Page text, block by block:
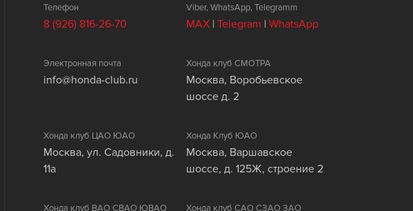
Телефон
8 (926) 816-26-70
Viber, WhatsApp, Telegramm
MAX |Telegram |WhatsApp
Электронная почта
info@honda-club.ru
Хонда клуб СМОТРА
Москва, Воробьевское
шоссе д. 2
Хонда клуб ЦАО ЮАО
Москва, ул. Садовники, д.
11а
Хонда Клуб ЮАО
Москва, Варшавское
шоссе, д. 125Ж, строение 2
Хонда клуб ВАО СВАО ЮВАО Хонда клуб САО СЗАО ЗАО